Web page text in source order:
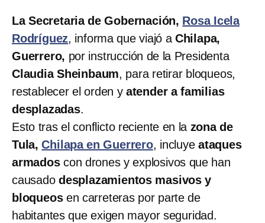
La Secretaria de Gobernación, Rosa Icela
Rodríguez, informa que viajó aChilapa,
Guerrero, por instrucción de la Presidenta
Claudia Sheinbaum, para retirar bloqueos,
restablecer el orden yatender a familias
desplazadas.
Esto tras el conflicto reciente en la zona de
Tula,Chilapa en Guerrero, incluyeataques
armadoscon drones y explosivos que han
causado desplazamientos masivos y
bloqueosen carreteras por parte de
habitantes que exigen mayor seguridad.